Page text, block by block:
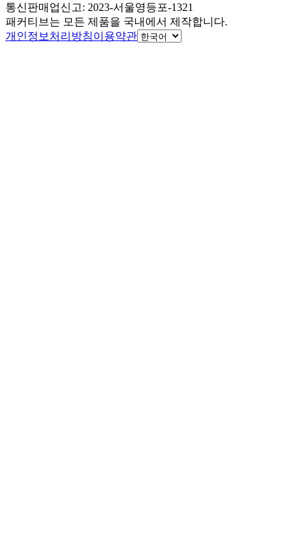
통신판매업신고: 2023-서울영등포-1321
패커티브는 모든 제품을 국내에서 제작합니다.
개인정보처리방침이용약관